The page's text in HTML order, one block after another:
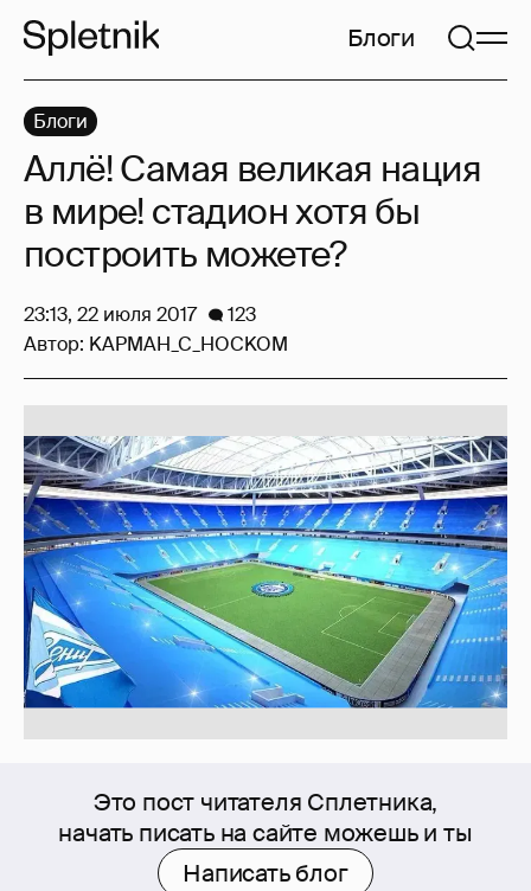
Блоги
Это пост читателя Сплетника,
начать писать на сайте можешь и ты
Написать блог
Блоги
Аллё! Самая великая нация
в мире! стадион хотя бы
построить можете?
23:13, 22 июля 2017
123
Автор: KAPMAH_C_HOCKOM